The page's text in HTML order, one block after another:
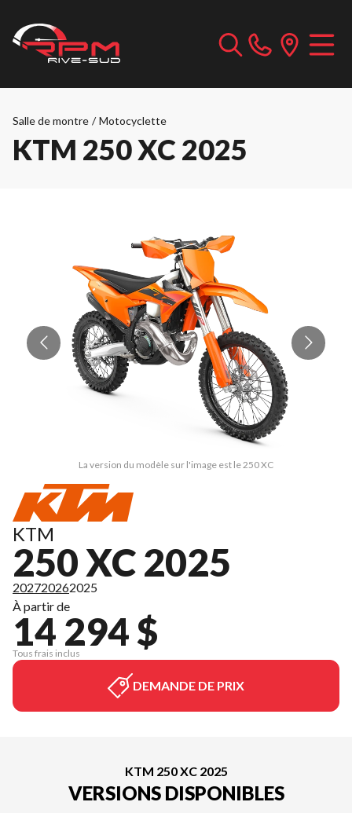
Salle de montre / Motocyclette
KTM 250 XC 2025
La version du modèle sur l'image est le 250 XC
KTM
250 XC 2025
202720262025
À partir de
14 294 $
Tous frais inclus
DEMANDE DE PRIX
KTM 250 XC 2025
VERSIONS DISPONIBLES